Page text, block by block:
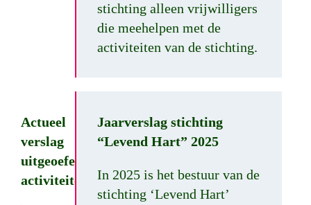
stichting alleen vrijwilligers
die meehelpen met de
activiteiten van de stichting.
Actueel
verslag
uitgeoefende
activiteiten
Jaarverslag stichting
“Levend Hart” 2025
In 2025 is het bestuur van de
stichting ‘Levend Hart’